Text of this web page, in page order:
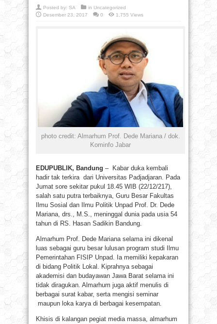
Posted by: SA in Uncategorized
Desember 23, 2017
0 1,755 Views
photo credit: Almarhum Prof. Dede Mariana / dok.
Kominfo Jabar
EDUPUBLIK, Bandung – Kabar duka kembali
hadir tak terkira dari Universitas Padjadjaran. Pada
Jumat sore sekitar pukul 18.45 WIB (22/12/217),
salah satu putra terbaiknya, Guru Besar Fakultas
Ilmu Sosial dan Ilmu Politik Unpad Prof. Dr. Dede
Mariana, drs., M.S., meninggal dunia pada usia 54
tahun di RS. Hasan Sadikin Bandung.
Almarhum Prof. Dede Mariana selama ini dikenal
luas sebagai guru besar lulusan program studi Ilmu
Pemerintahan FISIP Unpad. Ia memiliki kepakaran
di bidang Politik Lokal. Kiprahnya sebagai
akademisi dan budayawan Jawa Barat selama ini
tidak diragukan. Almarhum juga aktif menulis di
berbagai surat kabar, serta mengisi seminar
maupun loka karya di berbagai kesempatan.
Khisis di kalangan pegiat media massa, almarhum